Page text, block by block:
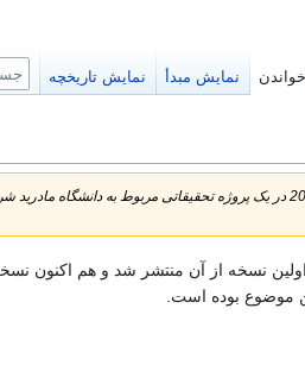
این محصول در سال 2005 در یک پروژه تحقیقاتی مربوط به دانشگاه مادرید شروع به کار کرد. در سال
موضوع بوده است.
خواندن نمایش مبدأ نمایش تاریخچه